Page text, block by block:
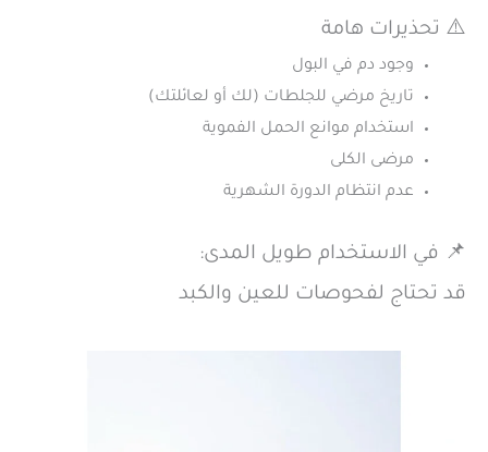
⚠️ تحذيرات هامة
وجود دم في البول
تاريخ مرضي للجلطات (لك أو لعائلتك)
استخدام موانع الحمل الفموية
مرضى الكلى
عدم انتظام الدورة الشهرية
📌 في الاستخدام طويل المدى:
قد تحتاج لفحوصات للعين والكبد